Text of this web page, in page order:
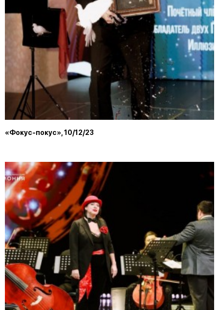
«Фокус-покус», 10/12/23